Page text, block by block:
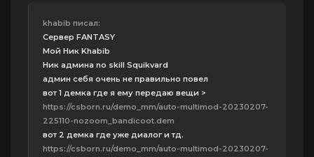
khabib писал:
Сервер FANTASY
Мой Ник Khabib
Ник админа no skill Squikvard
админ себя очень не правильно повел
вот 1 демка где я ему передаю вещи >
https://csborn.ru/demo_mm/auto-multimod-20230207-
225110-nozoom_bandicoot.dem
вот 2 демка где уже диалог и тд.
https://csborn.ru/demo_mm/auto-multimod-20230207-